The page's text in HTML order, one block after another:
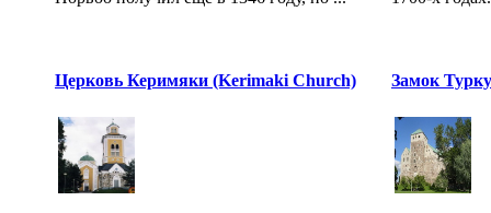
Церковь Керимяки (Kerimaki Church) Замок